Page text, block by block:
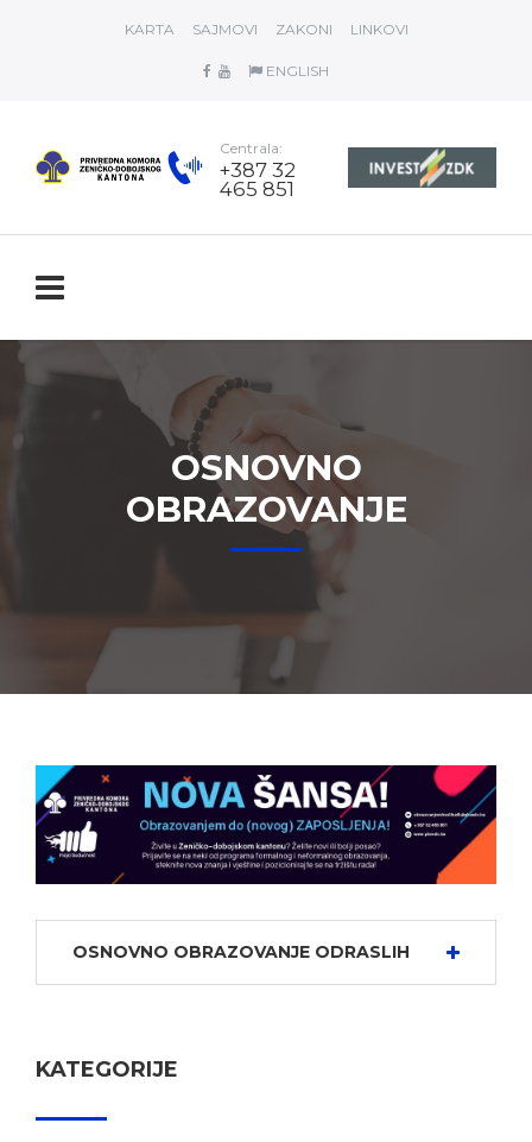
KARTA SAJMOVI ZAKONI LINKOVI
ENGLISH
Centrala:
+387 32
465 851
OSNOVNO
OBRAZOVANJE
OSNOVNO OBRAZOVANJE ODRASLIH
KATEGORIJE